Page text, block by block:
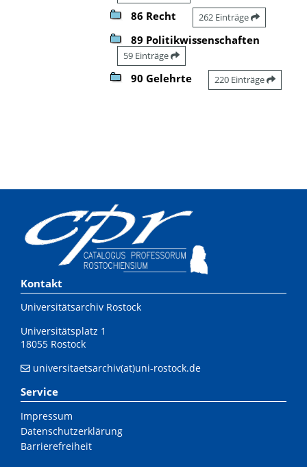
86 Recht 262 Einträge
89 Politikwissenschaften
59 Einträge
90 Gelehrte 220 Einträge
Kontakt
Universitätsarchiv Rostock
Universitätsplatz 1
18055 Rostock
universitaetsarchiv(at)uni-rostock.de
Service
Impressum
Datenschutzerklärung
Barrierefreiheit